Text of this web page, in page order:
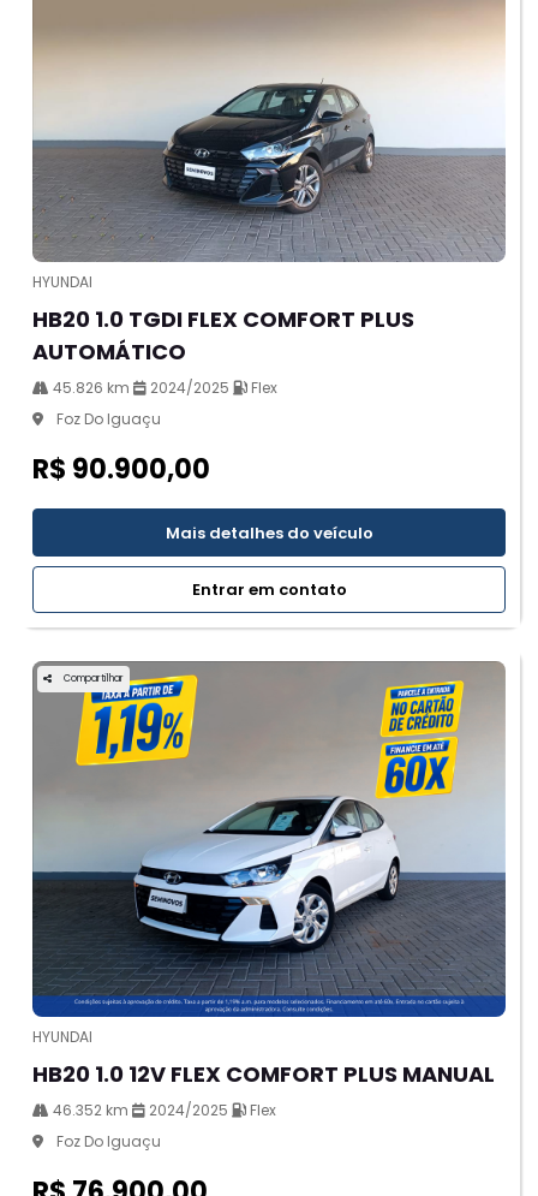
HYUNDAI
HB20 1.0 TGDI FLEX COMFORT PLUS
AUTOMÁTICO
45.826 km 2024/2025
Flex
Foz Do Iguaçu
R$ 90.900,00
Mais detalhes do veículo
Entrar em contato
Compartilhar
HYUNDAI
HB20 1.0 12V FLEX COMFORT PLUS MANUAL
46.352 km 2024/2025
Flex
Foz Do Iguaçu